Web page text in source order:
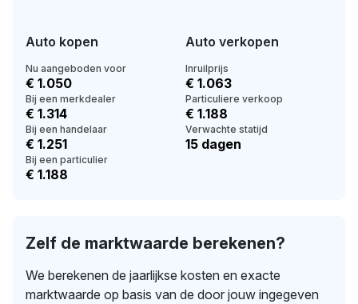
Auto kopen
Nu aangeboden voor
€ 1.050
Bij een merkdealer
€ 1.314
Bij een handelaar
€ 1.251
Bij een particulier
€ 1.188
Auto verkopen
Inruilprijs
€ 1.063
Particuliere verkoop
€ 1.188
Verwachte statijd
15 dagen
Zelf de marktwaarde berekenen?
We berekenen de jaarlijkse kosten en exacte
marktwaarde op basis van de door jouw ingegeven